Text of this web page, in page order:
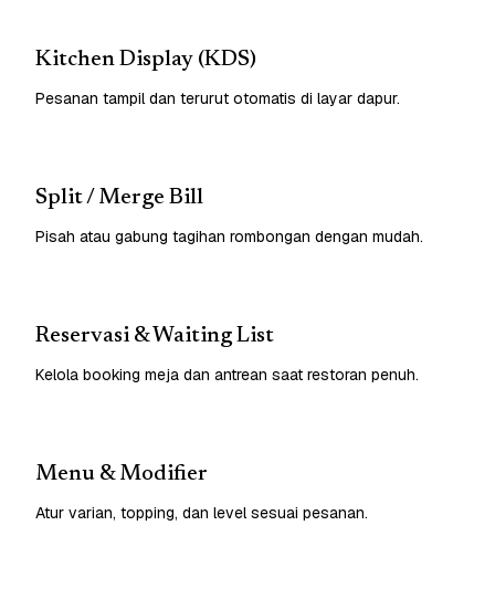
Kitchen Display (KDS)
Pesanan tampil dan terurut otomatis di layar dapur.
Split / Merge Bill
Pisah atau gabung tagihan rombongan dengan mudah.
Reservasi & Waiting List
Kelola booking meja dan antrean saat restoran penuh.
Menu & Modifier
Atur varian, topping, dan level sesuai pesanan.